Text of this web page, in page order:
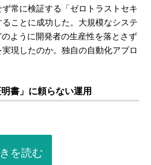
常に検証する「ゼロトラストセキ
ことに成功した。大規模なシステ
ように開発者の生産性を落とさず
現したのか。独自の自動化アプロ
書」に頼らない運用
を読む